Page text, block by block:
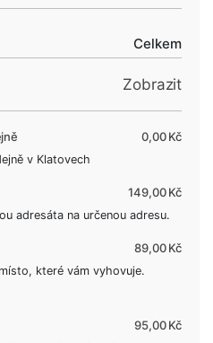
Celkem
Zobrazit
0,00 Kč
v Klatovech
149,00 Kč
adresáta na určenou adresu.
89,00 Kč
které vám vyhovuje.
95,00 Kč